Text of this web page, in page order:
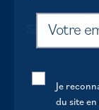
Je
du site